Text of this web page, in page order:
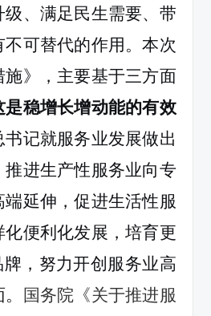
、满足民生需要、带
可替代的作用。本次
》 ， 主要基于三方面
是稳增长增动能的有效
书记就服务业发展做出
推进生产性服务业向专
延伸，促进生活性服
便利化发展，培育更
牌，努力开创服务业高
国务院《关于推进服